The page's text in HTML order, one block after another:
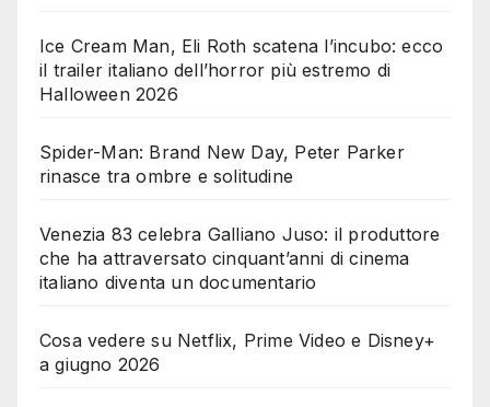
Ice Cream Man, Eli Roth scatena l’incubo: ecco
il trailer italiano dell’horror più estremo di
Halloween 2026
Spider-Man: Brand New Day, Peter Parker
rinasce tra ombre e solitudine
Venezia 83 celebra Galliano Juso: il produttore
che ha attraversato cinquant’anni di cinema
italiano diventa un documentario
Cosa vedere su Netflix, Prime Video e Disney+
a giugno 2026